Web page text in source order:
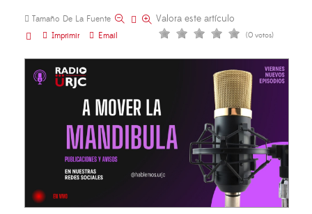
Tamaño De La Fuente
Imprimir
Email
Valora este artículo
(0 votos)